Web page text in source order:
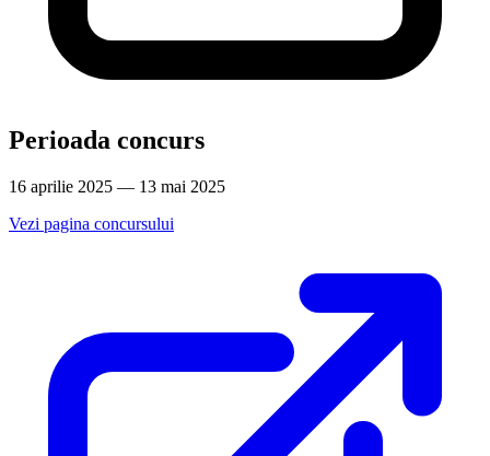
Perioada concurs
16 aprilie 2025 — 13 mai 2025
Vezi pagina concursului